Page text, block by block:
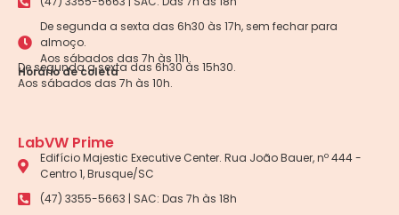
De segunda a sexta das 6h30 às 17h, sem fechar para
almoço.
Aos sábados das 7h às 11h.
Horário de coleta
De segunda a sexta das 6h30 às 15h30.
Aos sábados das 7h às 10h.
LabVW Prime
Edifício Majestic Executive Center. Rua João Bauer, nº 444 -
Centro 1, Brusque/SC
(47) 3355-5663 | SAC: Das 7h às 18h